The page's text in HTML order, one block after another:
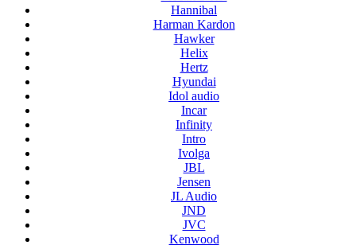
Hannibal
Harman Kardon
Hawker
Helix
Hertz
Hyundai
Idol audio
Incar
Infinity
Intro
Ivolga
JBL
Jensen
JL Audio
JND
JVC
Kenwood